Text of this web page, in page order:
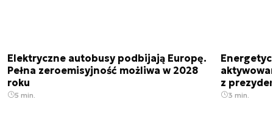
Elektryczne autobusy podbijają Europę.
Pełna zeroemisyjność możliwa w 2028
roku
5 min.
z
3 min.